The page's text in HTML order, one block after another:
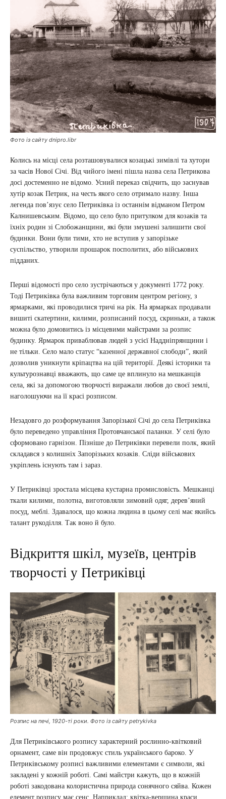
Фото із сайту dnipro.libr
Колись на місці села розташовувалися козацькі зимівлі та хутори
за часів Нової Січі. Від чийого імені пішла назва села Петрикова
досі достеменно не відомо. Усний переказ свідчить, що заснував
хутір козак Петрик, на честь якого село отримало назву. Інша
легенда пов’язує село Петриківка із останнім відманом Петром
Калнишевським. Відомо, що село було притулком для козаків та
їхніх родин зі Слобожанщини, які були змушені залишити свої
будинки. Вони були тими, хто не вступив у запорізьке
суспільство, утворили прошарок посполитих, або військових
підданих.
Перші відомості про село зустрічаються у документі 1772 року.
Тоді Петриківка була важливим торговим центром регіону, з
ярмарками, які проводилися тричі на рік. На ярмарках продавали
вишиті скатертини, килими, розписаний посуд, скриньки, а також
можна було домовитись із місцевими майстрами за розпис
будинку. Ярмарок приваблював людей з усієї Наддніпрянщини і
не тільки. Село мало статус “казенної державної слободи”, який
дозволив уникнути кріпацтва на цій території. Деякі історики та
культурознавці вважають, що саме це вплинуло на мешканців
села, які за допомогою творчості виражали любов до своєї землі,
наголошуючи на її красі розписом.
Незадовго до розформування Запорізької Січі до села Петриківка
було переведено управління Протовчанської паланки. У селі було
сформовано гарнізон. Пізніше до Петриківки перевели полк, який
складався з колишніх Запорізьких козаків. Сліди військових
укріплень існують там і зараз.
У Петриківці зростала місцева кустарна промисловість. Мешканці
ткали килими, полотна, виготовляли зимовий одяг, дерев’яний
посуд, меблі. Здавалося, що кожна людина в цьому селі має якийсь
талант рукоділля. Так воно й було.
Відкриття шкіл, музеїв, центрів
творчості у Петриківці
Розпис на печі, 1920-ті роки. Фото із сайту petrykivka
Для Петриківського розпису характерний рослинно-квітковий
орнамент, саме він продовжує стиль українського бароко. У
Петриківському розписі важливими елементами є символи, які
закладені у кожній роботі. Самі майстри кажуть, що в кожній
роботі закодована колористична природа сонячного сяйва. Кожен
елемент розпису має сенс. Наприклад: квітка-вершина краси